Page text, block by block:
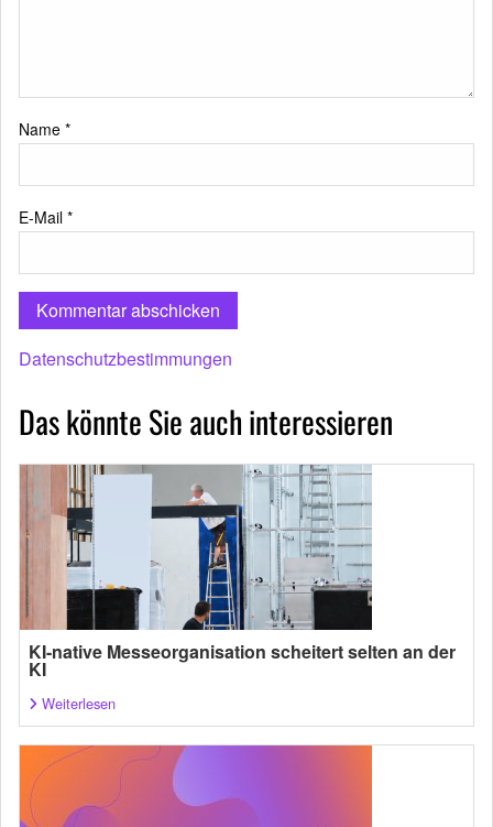
Name *
E-Mail *
Datenschutzbestimmungen
Das könnte Sie auch interessieren
KI-native Messeorganisation scheitert selten an der
KI
Weiterlesen